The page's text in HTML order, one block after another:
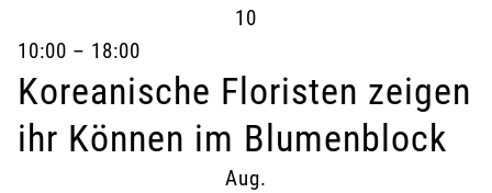
10
10:00 – 18:00
Koreanische Floristen zeigen
ihr Können im Blumenblock
Aug.